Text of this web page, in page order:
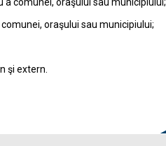
oraşului sau municipiului;
şi extern.